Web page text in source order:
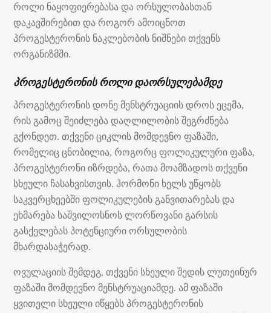
როლი ნაყოფიერებასა და ორსულობასთან
დაკავშირებით და როგორ ამოიცნოთ
პროგესტერონის ნაკლებობის ნიშნები თქვენს
ორგანიზმში.
პროგესტერონის როლი დაორსულებამდე
პროგესტერონის დონე მენსტრუაციის დროს ეცემა,
რის გამოც შეიძლება დაღლილობის შეგრძნება
გქონდეთ. თქვენი ციკლის მომდევნო ფაზაში,
რომელიც ცნობილია, როგორც ფოლიკულური ფაზა,
პროგესტერონი იზრდება, რათა მოამზადოს თქვენი
სხეული ჩასახვისთვის. ჰორმონი ხელს უწყობს
საკვერცხეებში ფოლიკულების განვითარებას და
ეხმარება საშვილოსნოს ლორწოვანი გარსის
გასქელებას პოტენციური ორსულობის
მხარდასაჭერად.
ოვულაციის შემდეგ, თქვენი სხეული შედის ლუთეინურ
ფაზაში მომდევნო მენსტრუაციამდე. ამ ფაზაში
ყვითელი სხეული იწყებს პროგესტერონის